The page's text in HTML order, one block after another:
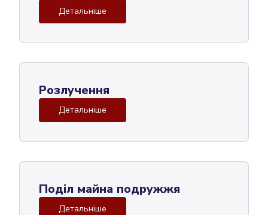
Детальніше
Розлучення
Детальніше
Поділ майна подружжя
Детальніше